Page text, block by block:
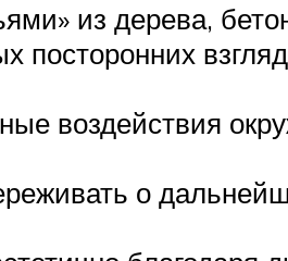
из дерева,
посторонних
воздействия
о